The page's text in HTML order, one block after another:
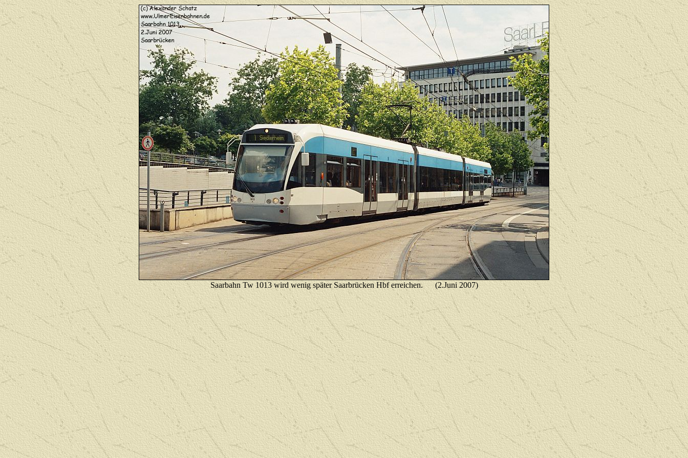
Saarbahn Tw 1013 wird wenig später Saarbrücken Hbf erreichen.(2.Juni 2007)